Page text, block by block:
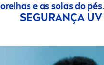
orelhas e as solas do pés.
SEGURANÇA UV